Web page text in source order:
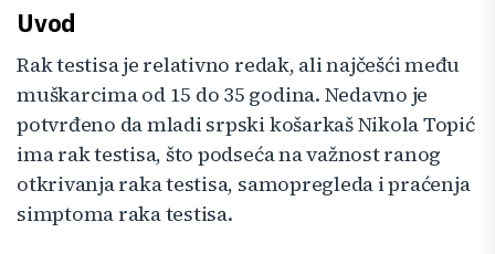
Uvod
Rak testisa je relativno redak, ali najčešći među
muškarcima od 15 do 35 godina. Nedavno je
potvrđeno da mladi srpski košarkaš Nikola Topić
ima rak testisa, što podseća na važnost ranog
otkrivanja raka testisa, samopregleda i praćenja
simptoma raka testisa.